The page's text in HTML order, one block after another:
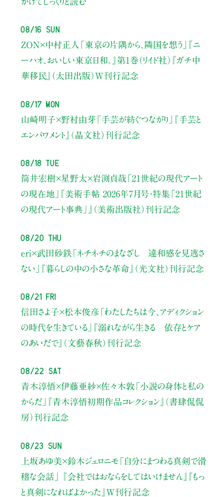
08/16 Sun
ZON×中村正人 「東京の片隅から、隣国を想う」
『ニ
ーハオ、おいしい東京日和。』第1巻（リイド社）
『ガチ中
華移民』（太田出版）W刊行記念
08/17 Mon
山崎明子×野村由芽 「手芸が紡ぐつながり」
『手芸と
エンパワメント』（晶文社）刊行記念
08/18 Tue
筒井宏樹×星野太×岩渕貞哉 「21世紀の現代アート
の現在地」
『美術手帖 2026年7月号・特集「21世紀
の現代アート事典」』（美術出版社）刊行記念
08/20 Thu
eri×武田砂鉄「ネチネチのまなざし 違和感を見逃さ
ない」
『暮らしの中の小さな革命』（光文社）刊行記念
08/21 Fri
信田さよ子×松本俊彦 「わたしたちは今、アディクション
の時代を生きている」
『溺れながら生きる 依存とケア
のあいだで』（文藝春秋）刊行記念
08/22 Sat
青木淳悟×伊藤亜紗×佐々木敦 「小説の身体と私の
からだ」
『青木淳悟初期作品コレクション』（書肆侃侃
房）刊行記念
08/23 Sun
上坂あゆ美×鈴木ジェロニモ 「自分にまつわる真剣で滑
稽な会話」
『会社ではおならをしてはいけません』『もっ
と真剣になればよかった』W刊行記念